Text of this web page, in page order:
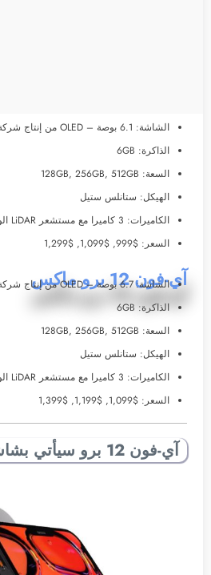
الشاشة: 6.1 بوصة – OLED من إنتاج شركة سامسونج
الذاكرة: 6GB
السعة: 128GB, 256GB, 512GB
الهيكل: ستانلس ستيل
الكاميرات: 3 كاميرا مع مستشعر LiDAR الواقع المعزز
السعر: $999, $1,099, $1,299
آي-فون 12 برو ماكس
الشاشة: 6.7 بوصة – OLED من إنتاج شركة سامسونج
الذاكرة: 6GB
السعة: 128GB, 256GB, 512GB
الهيكل: ستانلس ستيل
الكاميرات: 3 كاميرا مع مستشعر LiDAR الواقع المعزز
السعر: $1,099, $1,199, $1,399
آي-فون 12 برو سيأتي بشاشة ProMotion